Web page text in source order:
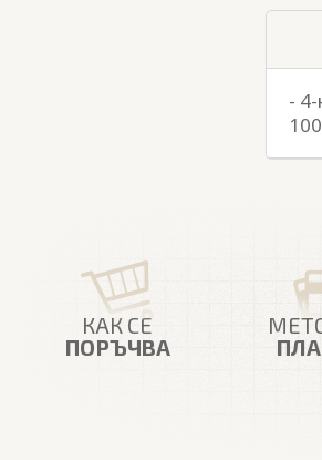
-
КАК СЕ
ПОРЪЧВА